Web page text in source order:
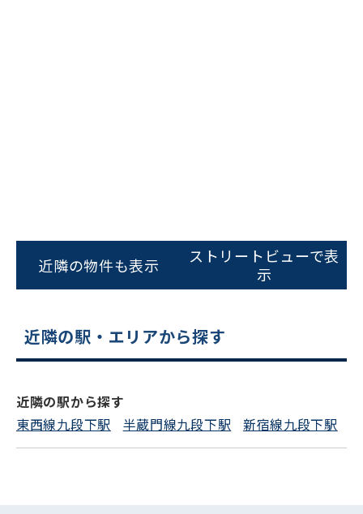
スムーズにご案内できます
0120-620-213
電話でお問い合わせ
近隣の物件も表示
ストリートビューで表
示
近隣の駅・エリアから探す
近隣の駅から探す
東西線九段下駅
半蔵門線九段下駅 新宿線九段下駅